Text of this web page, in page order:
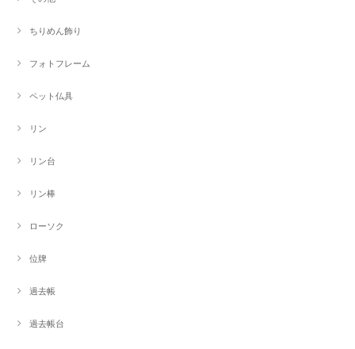
ちりめん飾り
フォトフレーム
ペット仏具
リン
リン台
リン棒
ローソク
位牌
過去帳
過去帳台